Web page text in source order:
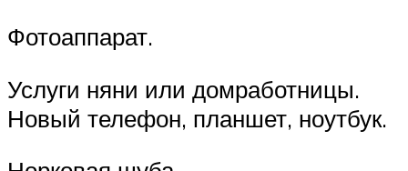
Фотоаппарат.
Услуги няни или домработницы.
Новый телефон, планшет, ноутбук.